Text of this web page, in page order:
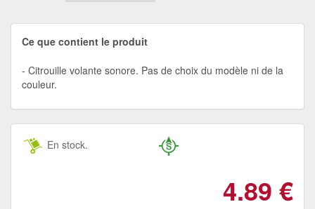
Ce que contient le produit
Citrouille volante sonore. Pas de choix du modèle ni de la
couleur.
En stock.
4.89 €